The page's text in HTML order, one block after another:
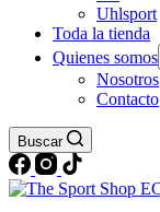
Uhlsport
Toda la tienda
Quienes somos
Nosotros
Contacto
Buscar